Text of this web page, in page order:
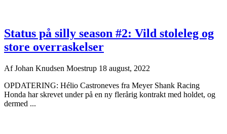
Status på silly season #2: Vild stoleleg og
store overraskelser
AfJohan Knudsen Moestrup 18 august, 2022
OPDATERING: Hélio Castroneves fra Meyer Shank Racing
Honda har skrevet under på en ny flerårig kontrakt med holdet, og
dermed ...